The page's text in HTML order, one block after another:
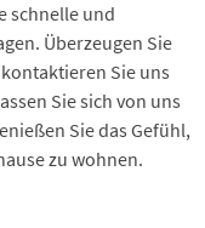
schnelle und
Überzeugen Sie
Sie uns
Sie sich von uns
Sie das Gefühl,
zu wohnen.